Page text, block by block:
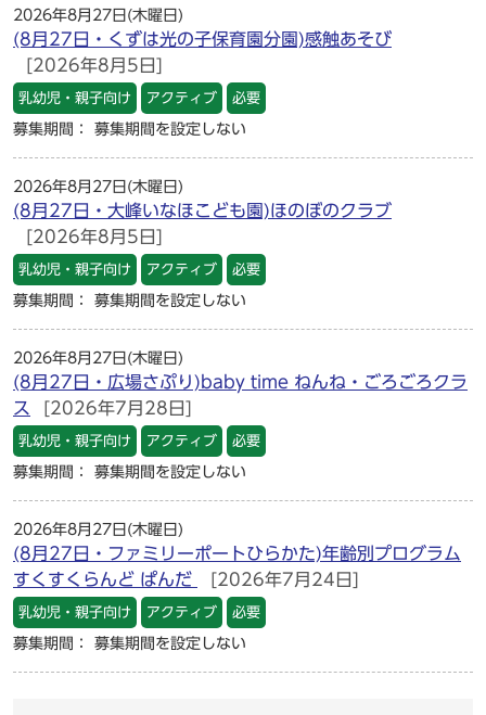
2026年8月27日(木曜日)
(8月27日・くずは光の子保育園分園)感触あそび
[2026年8月5日]
乳幼児・親子向け アクティブ 必要
募集期間： 募集期間を設定しない
2026年8月27日(木曜日)
(8月27日・大峰いなほこども園)ほのぼのクラブ
[2026年8月5日]
乳幼児・親子向け アクティブ 必要
募集期間： 募集期間を設定しない
2026年8月27日(木曜日)
(8月27日・広場さぷり)baby time ねんね・ごろごろクラ
ス
[2026年7月28日]
乳幼児・親子向け アクティブ 必要
募集期間： 募集期間を設定しない
2026年8月27日(木曜日)
(8月27日・ファミリーポートひらかた)年齢別プログラム
すくすくらんど ぱんだ
[2026年7月24日]
乳幼児・親子向け アクティブ 必要
募集期間： 募集期間を設定しない